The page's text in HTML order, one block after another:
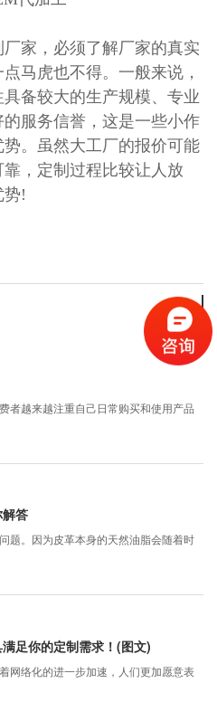
厂家 ，必须了解厂家的真实
马虎也不得。一般来说，
备较大的生产规模、专业
服务信誉，这是一些小作
。虽然大工厂的报价可能
，定制过程比较让人放
势!
者越来越注重自己日常购买和使用产品
答
题。因为皮革本身的天然油脂会随着时
足你的定制需求！(图文)
网络化的进一步加速，人们更加愿意表